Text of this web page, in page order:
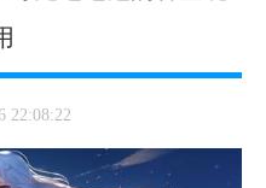
22:08:22